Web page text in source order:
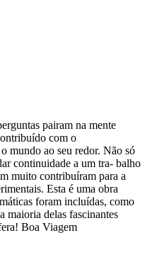
pairam na mente
com o
mundo ao seu redor. Não só
continuidade a um tra- balho
muito contribuíram para a
Esta é uma obra
foram incluídas, como
maioria delas fascinantes
Boa Viagem